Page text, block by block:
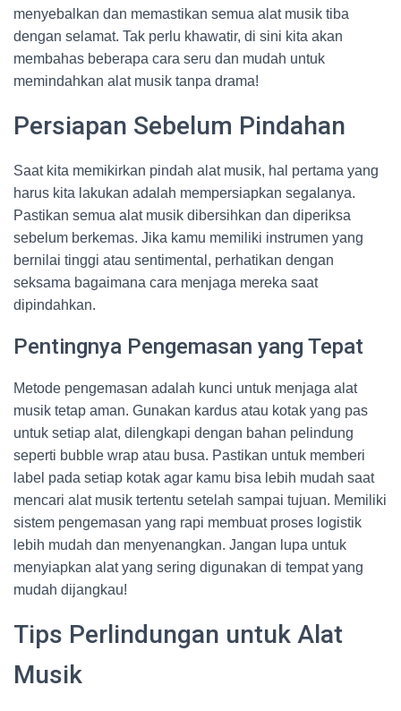
menyebalkan dan memastikan semua alat musik tiba
dengan selamat. Tak perlu khawatir, di sini kita akan
membahas beberapa cara seru dan mudah untuk
memindahkan alat musik tanpa drama!
Persiapan Sebelum Pindahan
Saat kita memikirkan pindah alat musik, hal pertama yang
harus kita lakukan adalah mempersiapkan segalanya.
Pastikan semua alat musik dibersihkan dan diperiksa
sebelum berkemas. Jika kamu memiliki instrumen yang
bernilai tinggi atau sentimental, perhatikan dengan
seksama bagaimana cara menjaga mereka saat
dipindahkan.
Pentingnya Pengemasan yang Tepat
Metode pengemasan adalah kunci untuk menjaga alat
musik tetap aman. Gunakan kardus atau kotak yang pas
untuk setiap alat, dilengkapi dengan bahan pelindung
seperti bubble wrap atau busa. Pastikan untuk memberi
label pada setiap kotak agar kamu bisa lebih mudah saat
mencari alat musik tertentu setelah sampai tujuan. Memiliki
sistem pengemasan yang rapi membuat proses logistik
lebih mudah dan menyenangkan. Jangan lupa untuk
menyiapkan alat yang sering digunakan di tempat yang
mudah dijangkau!
Tips Perlindungan untuk Alat
Musik